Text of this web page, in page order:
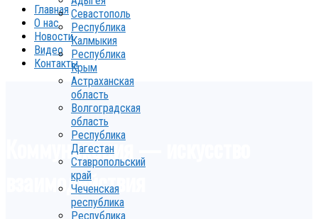
Севастополь
Республика
Калмыкия
Республика
Крым
Астраханская
область
Волгоградская
область
Республика
Дагестан
Ставропольский
край
Чеченская
республика
Республика
Главная
О нас
Новости
Видео
Контакты
Коммуникация — искусство
взаимодействия